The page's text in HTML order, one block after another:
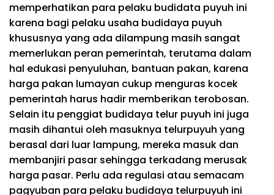
memperhatikan para pelaku budidata puyuh ini
karena bagi pelaku usaha budidaya puyuh
khususnya yang ada dilampung masih sangat
memerlukan peran pemerintah, terutama dalam
hal edukasi penyuluhan, bantuan pakan, karena
harga pakan lumayan cukup menguras kocek
pemerintah harus hadir memberikan terobosan.
Selain itu penggiat budidaya telur puyuh ini juga
masih dihantui oleh masuknya telurpuyuh yang
berasal dari luar lampung, mereka masuk dan
membanjiri pasar sehingga terkadang merusak
harga pasar. Perlu ada regulasi atau semacam
pagyuban para pelaku budidaya telurpuyuh ini